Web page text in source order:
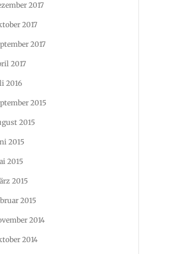
2017
2017
2017
2017
2016
2015
2015
2015
2015
2015
2015
2014
2014